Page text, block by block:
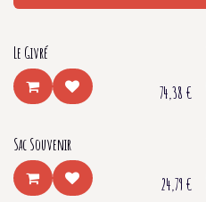
Le Givré
74,38 €
Sac Souvenir
24,79 €